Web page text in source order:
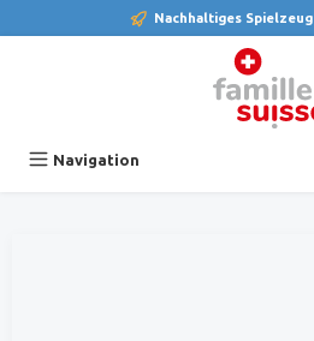
Nachhaltiges Spielzeug
Navigation